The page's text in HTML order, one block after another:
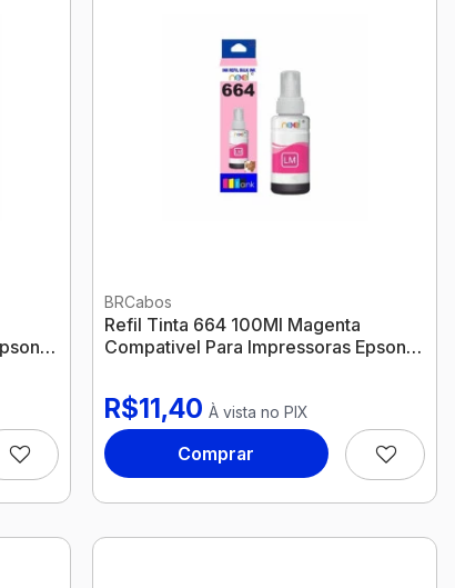
BRCabos
Refil Tinta 664 100Ml Magenta
Compativel Para Impressoras Epson
R$11,40 À vista no PIX
Comprar